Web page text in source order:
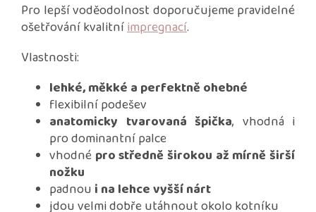
Pro lepší voděodolnost doporučujeme pravidelné
ošetřování kvalitníimpregnací.
Vlastnosti:
lehké, měkké a perfektně ohebné
flexibilní podešev
anatomicky tvarovaná špička, vhodná i
pro dominantní palce
vhodné pro středně širokou až mírně širší
nožku
padnou i na lehce vyšší nárt
jdou velmi dobře utáhnout okolo kotníku